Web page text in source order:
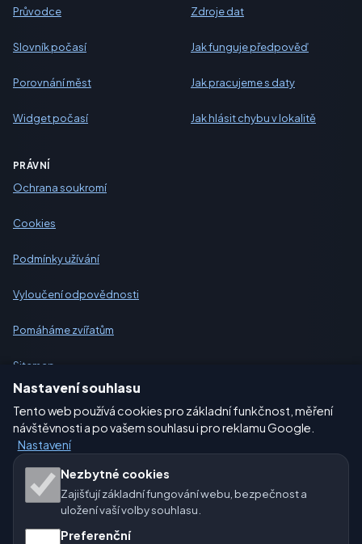
Průvodce
Slovník počasí
Porovnání měst
Widget počasí
Zdroje dat
Jak funguje předpověď
Jak pracujeme s daty
Jak hlásit chybu v lokalitě
PRÁVNÍ
Ochrana soukromí
Cookies
Podmínky užívání
Vyloučení odpovědnosti
Pomáháme zvířatům
Sitemap
Nastavení
🇨🇿 Česko 🇭🇷 Chorvatsko 🇧🇬 Bulharsko
🇩🇪🇦🇹🇨🇭 Německo / Rakousko / Švýcarsko
Nastavení souhlasu
Tento web používá cookies pro základní funkčnost, měření
návštěvnosti a po vašem souhlasu i pro reklamu Google.
Nastavení
Nezbytné cookies
Zajišťují základní fungování webu, bezpečnost a
uložení vaší volby souhlasu.
Preferenční